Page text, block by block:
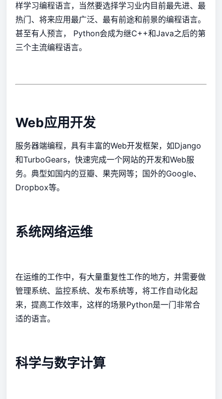
样学习编程语言，当然要选择学习业内目前最先进、最
热门、将来应用最广泛、最有前途和前景的编程语言。
甚至有人预言， Python会成为继C++和Java之后的第
三个主流编程语言。
Web应用开发
服务器端编程，具有丰富的Web开发框架，如Django
和TurboGears，快速完成一个网站的开发和Web服
务。典型如国内的豆瓣、果壳网等；国外的Google、
Dropbox等。
系统网络运维
在运维的工作中，有大量重复性工作的地方，并需要做
管理系统、监控系统、发布系统等，将工作自动化起
来，提高工作效率，这样的场景Python是一门非常合
适的语言。
科学与数字计算